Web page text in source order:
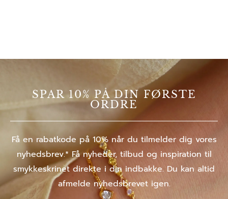
SPAR 10% PÅ DIN FØRSTE
ORDRE
Få en rabatkode på 10% når du tilmelder dig vores
nyhedsbrev.* Få nyheder, tilbud og inspiration til
smykkeskrinet direkte i din indbakke. Du kan altid
afmelde nyhedsbrevet igen.